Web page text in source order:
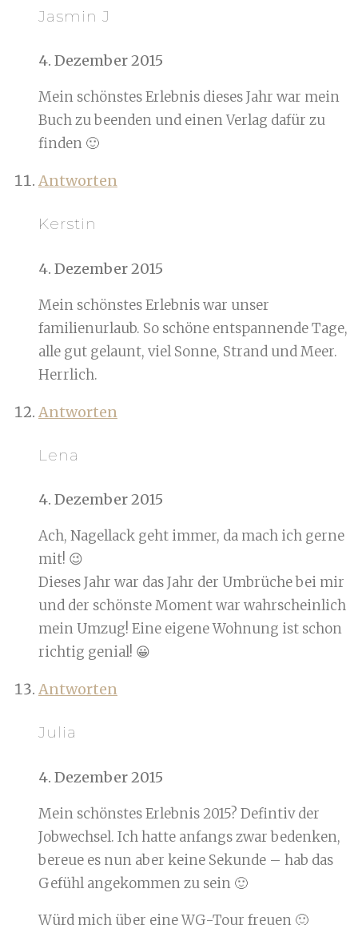
Jasmin J
4. Dezember 2015
Mein schönstes Erlebnis dieses Jahr war mein
Buch zu beenden und einen Verlag dafür zu
finden 🙂
Antworten
Kerstin
4. Dezember 2015
Mein schönstes Erlebnis war unser
familienurlaub. So schöne entspannende Tage,
alle gut gelaunt, viel Sonne, Strand und Meer.
Herrlich.
Antworten
Lena
4. Dezember 2015
Ach, Nagellack geht immer, da mach ich gerne
mit! 😉
Dieses Jahr war das Jahr der Umbrüche bei mir
und der schönste Moment war wahrscheinlich
mein Umzug! Eine eigene Wohnung ist schon
richtig genial! 😀
Antworten
Julia
4. Dezember 2015
Mein schönstes Erlebnis 2015? Defintiv der
Jobwechsel. Ich hatte anfangs zwar bedenken,
bereue es nun aber keine Sekunde – hab das
Gefühl angekommen zu sein 🙂
Würd mich über eine WG-Tour freuen 🙂